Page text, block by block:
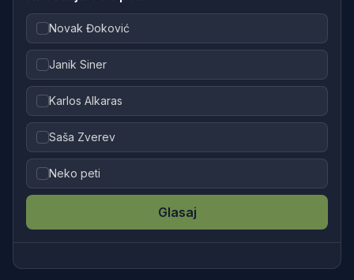
Novak Đoković
Janik Siner
Karlos Alkaras
Saša Zverev
Neko peti
Glasaj